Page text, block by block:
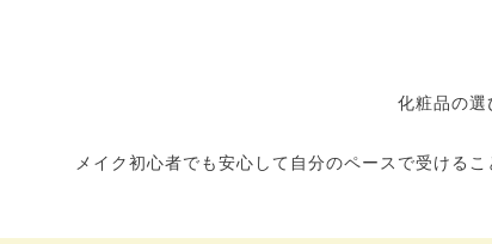
化粧品の選
メイク初心者でも安心して自分のペースで受ける